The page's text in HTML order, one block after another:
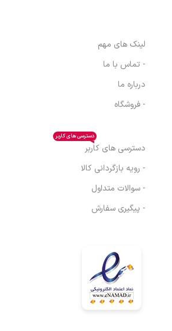
لینک های مهم
- تماس با ما
درباره ما
- فروشگاه
دسترسی های کاربر
دسترسی های کاربر
- رویه بازگردانی کالا
- سوالات متداول
- پیگیری سفارش